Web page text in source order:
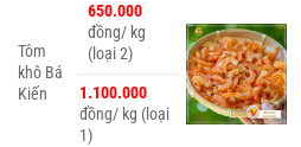
Tôm
khô Bá
Kiến
650.000
đồng/ kg
(loại 2)
1.100.000
đồng/ kg (loại
1)